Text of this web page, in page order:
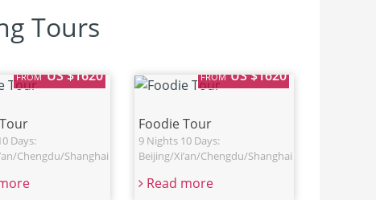
Tours
FROM US $1620
Days:
Chengdu/Shanghai
FROM US $1620
Foodie Tour
9 Nights 10 Days:
Beijing/Xi’an/Chengdu/Shanghai
Read more